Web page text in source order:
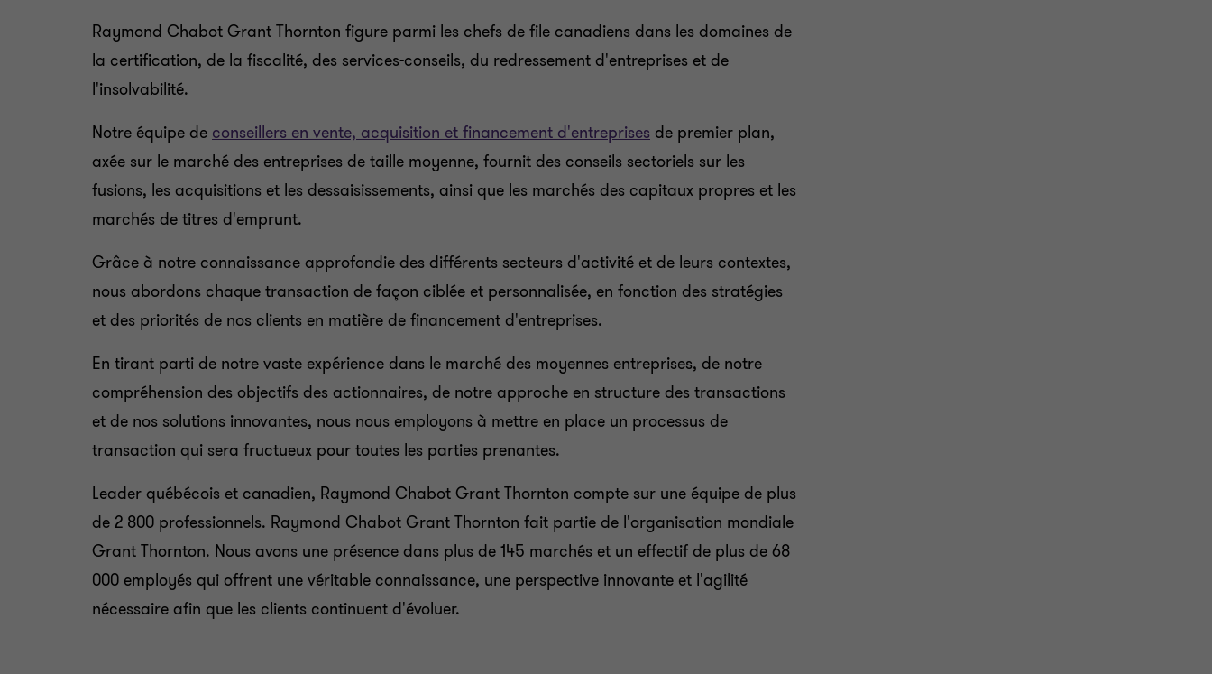
Raymond Chabot Grant Thornton figure parmi les chefs de file canadiens dans les domaines de
la certification, de la fiscalité, des services-conseils, du redressement d'entreprises et de
l'insolvabilité.
Notre équipe de conseillers en vente, acquisition et financement d'entreprises de premier plan,
axée sur le marché des entreprises de taille moyenne, fournit des conseils sectoriels sur les
fusions, les acquisitions et les dessaisissements, ainsi que les marchés des capitaux propres et les
marchés de titres d'emprunt.
Grâce à notre connaissance approfondie des différents secteurs d'activité et de leurs contextes,
nous abordons chaque transaction de façon ciblée et personnalisée, en fonction des stratégies
et des priorités de nos clients en matière de financement d'entreprises.
En tirant parti de notre vaste expérience dans le marché des moyennes entreprises, de notre
compréhension des objectifs des actionnaires, de notre approche en structure des transactions
et de nos solutions innovantes, nous nous employons à mettre en place un processus de
transaction qui sera fructueux pour toutes les parties prenantes.
Leader québécois et canadien, Raymond Chabot Grant Thornton compte sur une équipe de plus
de 2 800 professionnels. Raymond Chabot Grant Thornton fait partie de l'organisation mondiale
Grant Thornton. Nous avons une présence dans plus de 145 marchés et un effectif de plus de 68
000 employés qui offrent une véritable connaissance, une perspective innovante et l'agilité
nécessaire afin que les clients continuent d'évoluer.